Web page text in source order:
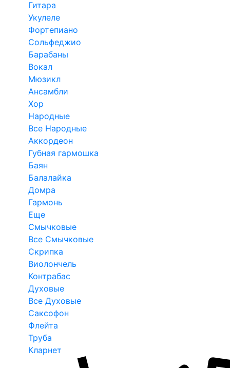
Гитара
Укулеле
Фортепиано
Сольфеджио
Барабаны
Вокал
Мюзикл
Ансамбли
Хор
Народные
Все Народные
Аккордеон
Губная гармошка
Баян
Балалайка
Домра
Гармонь
Еще
Смычковые
Все Смычковые
Скрипка
Виолончель
Контрабас
Духовые
Все Духовые
Саксофон
Флейта
Труба
Кларнет